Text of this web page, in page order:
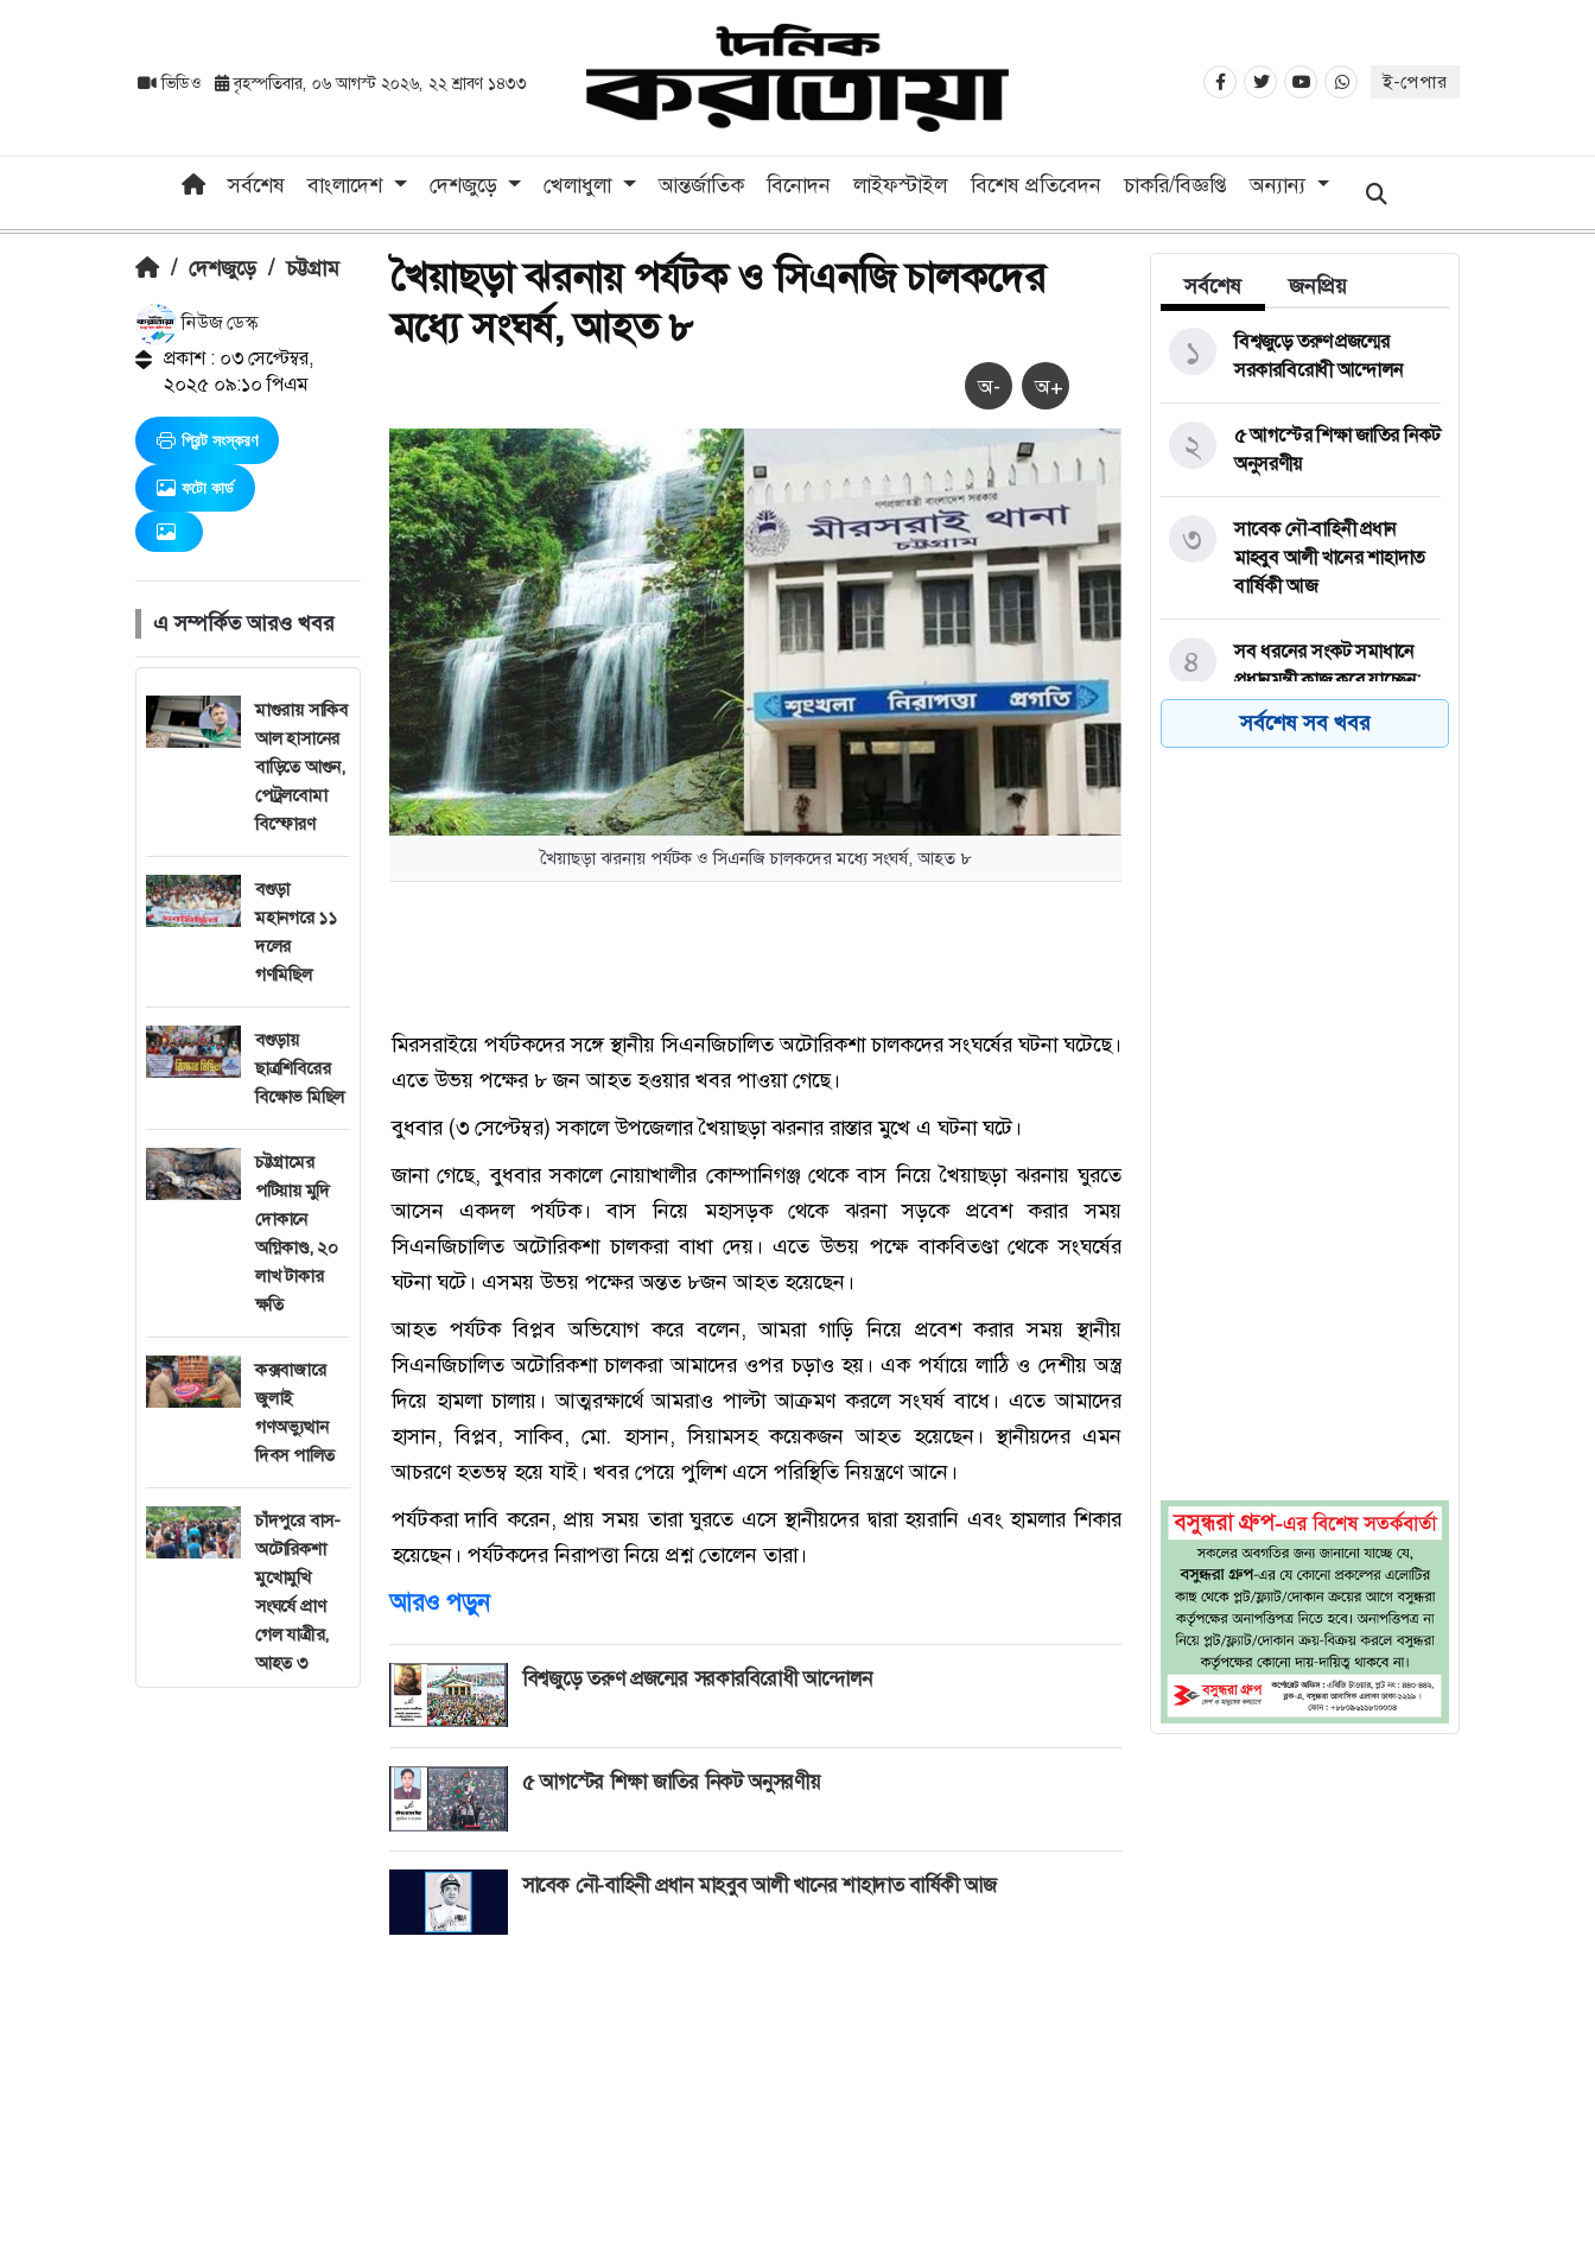
ভিডিও বৃহস্পতিবার, ০৬ আগস্ট ২০২৬, ২২ শ্রাবণ ১৪৩৩ ই-পেপার
সর্বশেষ বাংলাদেশ দেশজুড়ে খেলাধুলা আন্তর্জাতিক বিনোদন লাইফস্টাইল বিশেষ প্রতিবেদন চাকরি/বিজ্ঞপ্তি অন্যান্য
/ দেশজুড়ে / চট্টগ্রাম
নিউজ ডেস্ক
প্রকাশ : ০৩ সেপ্টেম্বর,
২০২৫ ০৯:১০ পিএম
প্রিন্ট সংস্করণ
ফটো কার্ড
এ সম্পর্কিত আরও খবর
মাগুরায় সাকিব
আল হাসানের
বাড়িতে আগুন,
পেট্রলবোমা
বিস্ফোরণ
বগুড়া
মহানগরে ১১
দলের
গণমিছিল
বগুড়ায়
ছাত্রশিবিরের
বিক্ষোভ মিছিল
চট্টগ্রামের
পটিয়ায় মুদি
দোকানে
অগ্নিকাণ্ড, ২০
লাখ টাকার
ক্ষতি
কক্সবাজারে
জুলাই
গণঅভ্যুত্থান
দিবস পালিত
চাঁদপুরে বাস-
অটোরিকশা
মুখোমুখি
সংঘর্ষে প্রাণ
গেল যাত্রীর,
আহত ৩
খৈয়াছড়া ঝরনায় পর্যটক ও সিএনজি চালকদের
মধ্যে সংঘর্ষ, আহত ৮
অ- অ+
খৈয়াছড়া ঝরনায় পর্যটক ও সিএনজি চালকদের মধ্যে সংঘর্ষ, আহত ৮
মিরসরাইয়ে পর্যটকদের সঙ্গে স্থানীয় সিএনজিচালিত অটোরিকশা চালকদের সংঘর্ষের ঘটনা ঘটেছে।
এতে উভয় পক্ষের ৮ জন আহত হওয়ার খবর পাওয়া গেছে।
বুধবার (৩ সেপ্টেম্বর) সকালে উপজেলার খৈয়াছড়া ঝরনার রাস্তার মুখে এ ঘটনা ঘটে।
জানা গেছে, বুধবার সকালে নোয়াখালীর কোম্পানিগঞ্জ থেকে বাস নিয়ে খৈয়াছড়া ঝরনায় ঘুরতে
আসেন একদল পর্যটক। বাস নিয়ে মহাসড়ক থেকে ঝরনা সড়কে প্রবেশ করার সময়
সিএনজিচালিত অটোরিকশা চালকরা বাধা দেয়। এতে উভয় পক্ষে বাকবিতণ্ডা থেকে সংঘর্ষের
ঘটনা ঘটে। এসময় উভয় পক্ষের অন্তত ৮জন আহত হয়েছেন।
আহত পর্যটক বিপ্লব অভিযোগ করে বলেন, আমরা গাড়ি নিয়ে প্রবেশ করার সময় স্থানীয়
সিএনজিচালিত অটোরিকশা চালকরা আমাদের ওপর চড়াও হয়। এক পর্যায়ে লাঠি ও দেশীয় অস্ত্র
দিয়ে হামলা চালায়। আত্মরক্ষার্থে আমরাও পাল্টা আক্রমণ করলে সংঘর্ষ বাধে। এতে আমাদের
হাসান, বিপ্লব, সাকিব, মো. হাসান, সিয়ামসহ কয়েকজন আহত হয়েছেন। স্থানীয়দের এমন
আচরণে হতভম্ব হয়ে যাই। খবর পেয়ে পুলিশ এসে পরিস্থিতি নিয়ন্ত্রণে আনে।
পর্যটকরা দাবি করেন, প্রায় সময় তারা ঘুরতে এসে স্থানীয়দের দ্বারা হয়রানি এবং হামলার শিকার
হয়েছেন। পর্যটকদের নিরাপত্তা নিয়ে প্রশ্ন তোলেন তারা।
আরও পড়ুন
বিশ্বজুড়ে তরুণ প্রজন্মের সরকারবিরোধী আন্দোলন
৫ আগস্টের শিক্ষা জাতির নিকট অনুসরণীয়
সাবেক নৌ-বাহিনী প্রধান মাহবুব আলী খানের শাহাদাত বার্ষিকী আজ
সর্বশেষ জনপ্রিয়
বিশ্বজুড়ে তরুণ প্রজন্মের
সরকারবিরোধী আন্দোলন
১
৫ আগস্টের শিক্ষা জাতির নিকট
অনুসরণীয়
২
সাবেক নৌ-বাহিনী প্রধান
মাহবুব আলী খানের শাহাদাত
বার্ষিকী আজ
৩
সব ধরনের সংকট সমাধানে
প্রধানমন্ত্রী কাজ করে যাচ্ছেন:
রিজভী
৪
সর্বশেষ সব খবর